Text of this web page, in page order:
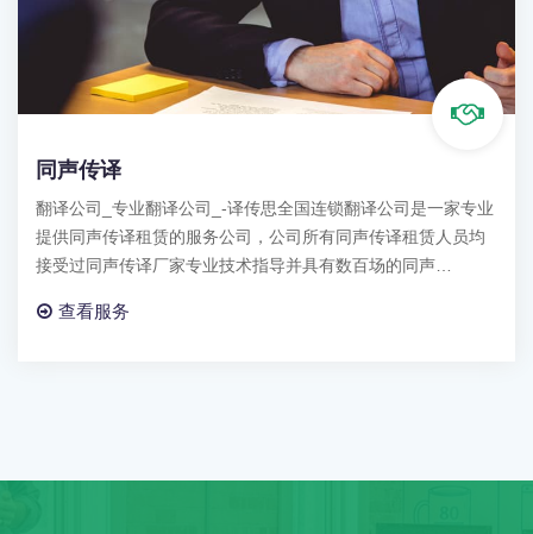
同声传译
翻译公司_专业翻译公司_-译传思全国连锁翻译公司是一家专业
提供同声传译租赁的服务公司，公司所有同声传译租赁人员均
接受过同声传译厂家专业技术指导并具有数百场的同声…
查看服务